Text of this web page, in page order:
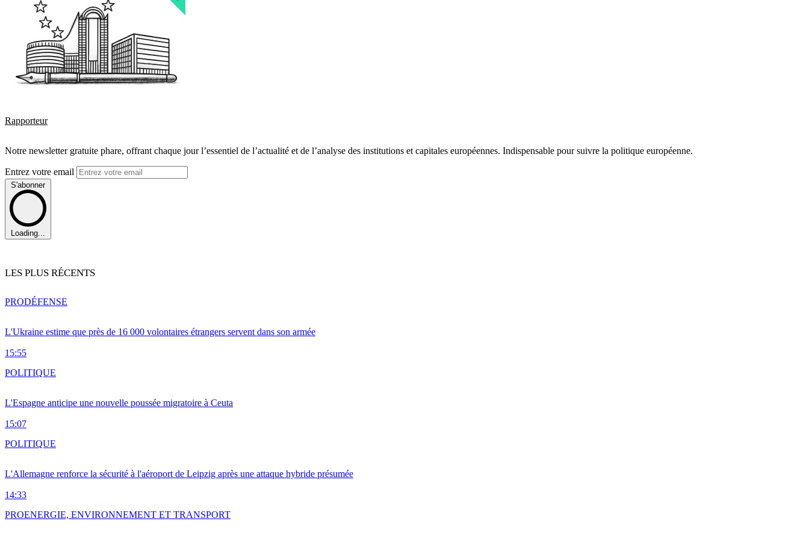
Rapporteur
Notre newsletter gratuite phare, offrant chaque jour l’essentiel de l’actualité et de l’analyse des institutions et capitales européennes. Indispensable pour suivre la politique européenne.
Entrez votre email
S'abonner
Loading...
LES PLUS RÉCENTS
L'Ukraine estime que près de 16 000 volontaires étrangers servent dans son armée
15:55
PRODÉFENSE
L'Espagne anticipe une nouvelle poussée migratoire à Ceuta
15:07
POLITIQUE
L'Allemagne renforce la sécurité à l'aéroport de Leipzig après une attaque hybride présumée
14:33
POLITIQUE
PROENERGIE, ENVIRONNEMENT ET TRANSPORT